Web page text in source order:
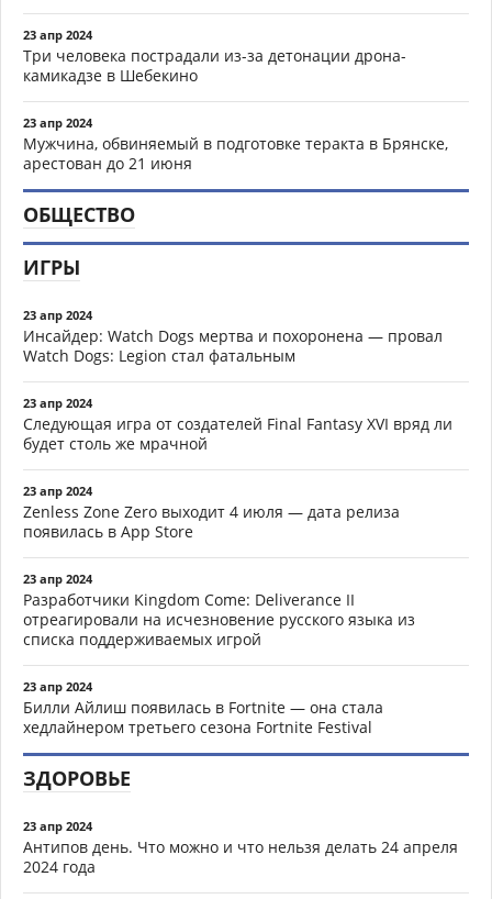
23 апр 2024
Три человека пострадали из-за детонации дрона-
камикадзе в Шебекино
23 апр 2024
Мужчина, обвиняемый в подготовке теракта в Брянске,
арестован до 21 июня
ОБЩЕСТВО
ИГРЫ
23 апр 2024
Инсайдер: Watch Dogs мертва и похоронена — провал
Watch Dogs: Legion стал фатальным
23 апр 2024
Следующая игра от создателей Final Fantasy XVI вряд ли
будет столь же мрачной
23 апр 2024
Zenless Zone Zero выходит 4 июля — дата релиза
появилась в App Store
23 апр 2024
Разработчики Kingdom Come: Deliverance II
отреагировали на исчезновение русского языка из
списка поддерживаемых игрой
23 апр 2024
Билли Айлиш появилась в Fortnite — она стала
хедлайнером третьего сезона Fortnite Festival
ЗДОРОВЬЕ
23 апр 2024
Антипов день. Что можно и что нельзя делать 24 апреля
2024 года